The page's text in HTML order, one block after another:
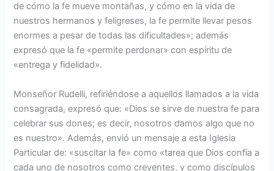
de cómo la fe mueve montañas, y cómo en la vida de
nuestros hermanos y feligreses, la fe permite llevar pesos
enormes a pesar de todas las dificultades»; además
expresó que la fe «permite perdonar» con espíritu de
«entrega y fidelidad».
Monseñor Rudelli, refiriéndose a aquellos llamados a la vida
consagrada, expresó que: «Dios se sirve de nuestra fe para
celebrar sus dones; es decir, nosotros damos algo que no
es nuestro». Además, envió un mensaje a esta Iglesia
Particular de: «suscitar la fe» como «tarea que Dios confía a
cada uno de nosotros como creyentes, y como discípulos